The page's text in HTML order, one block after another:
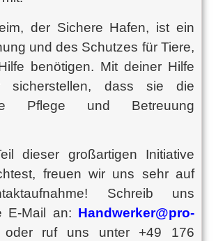
der Sichere Hafen, ist ein
und des Schutzes für Tiere,
benötigen. Mit deiner Hilfe
sicherstellen, dass sie die
Pflege und Betreuung
dieser großartigen Initiative
freuen wir uns sehr auf
Schreib uns
E-Mail an: Handwerker@pro-
oder ruf uns unter +49 176